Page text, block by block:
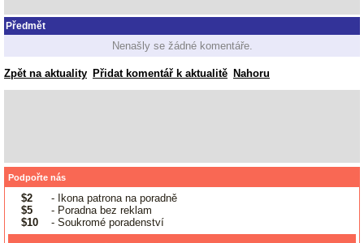
Předmět
Nenašly se žádné komentáře.
Zpět na aktuality Přidat komentář k aktualitě Nahoru
Podpořte nás
$2
- Ikona patrona na poradně
$5
- Poradna bez reklam
$10
- Soukromé poradenství